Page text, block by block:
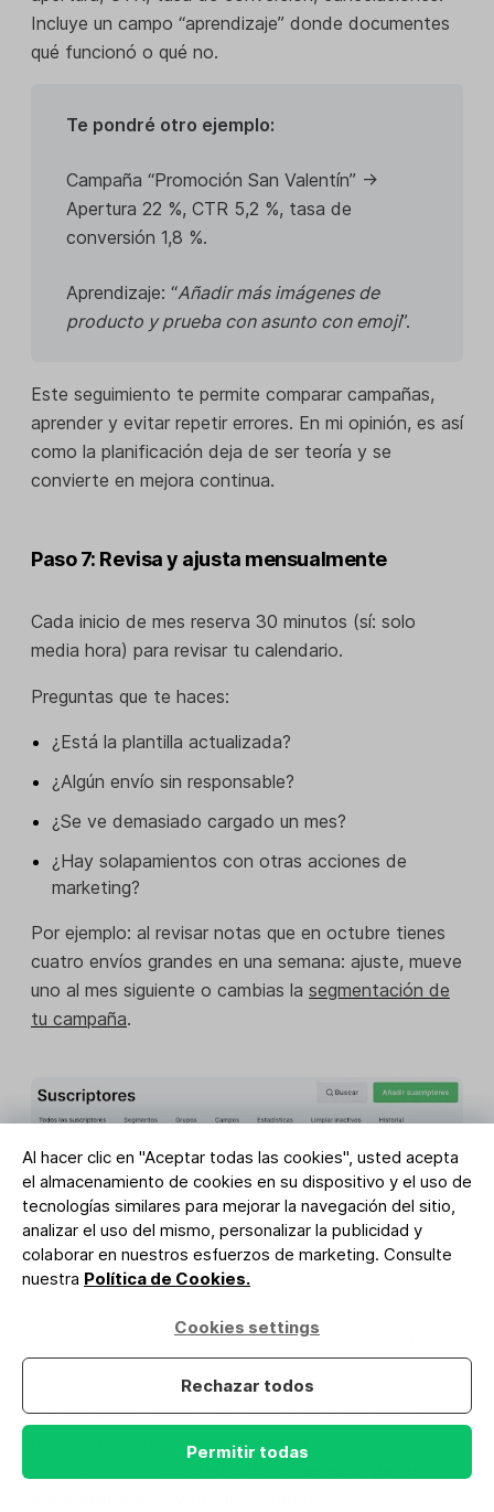
Al hacer clic en "Aceptar todas las cookies", usted acepta
el almacenamiento de cookies en su dispositivo y el uso de
tecnologías similares para mejorar la navegación del sitio,
analizar el uso del mismo, personalizar la publicidad y
colaborar en nuestros esfuerzos de marketing. Consulte
nuestra Política de Cookies.
Cookies settings
Rechazar todos
Permitir todas
Incluye un campo “aprendizaje” donde documentes
qué funcionó o qué no.
Te pondré otro ejemplo:
Campaña “Promoción San Valentín” →
Apertura 22 %, CTR 5,2 %, tasa de
conversión 1,8 %.
Aprendizaje: “Añadir más imágenes de
producto y prueba con asunto con emoji”.
Este seguimiento te permite comparar campañas,
aprender y evitar repetir errores. En mi opinión, es así
como la planificación deja de ser teoría y se
convierte en mejora continua.
Paso 7: Revisa y ajusta mensualmente
Cada inicio de mes reserva 30 minutos (sí: solo
media hora) para revisar tu calendario.
Preguntas que te haces:
¿Está la plantilla actualizada?
¿Algún envío sin responsable?
¿Se ve demasiado cargado un mes?
¿Hay solapamientos con otras acciones de
marketing?
Por ejemplo: al revisar notas que en octubre tienes
cuatro envíos grandes en una semana: ajuste, mueve
uno al mes siguiente o cambias la segmentación de
tu campaña.
Este hábito es lo que evita que el calendario se
quede obsoleto y vuelva a convertirse en caos. En